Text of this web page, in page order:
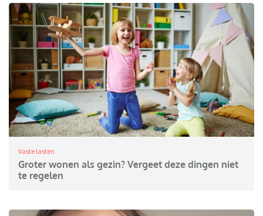
Vaste lasten
Groter wonen als gezin? Vergeet deze dingen niet
te regelen